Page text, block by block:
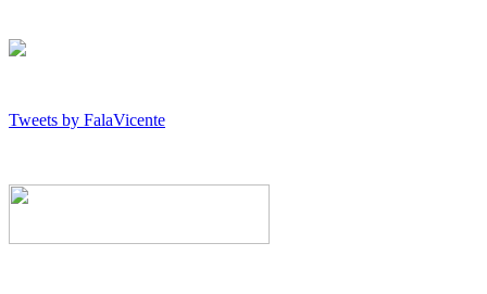
Tweets by FalaVicente